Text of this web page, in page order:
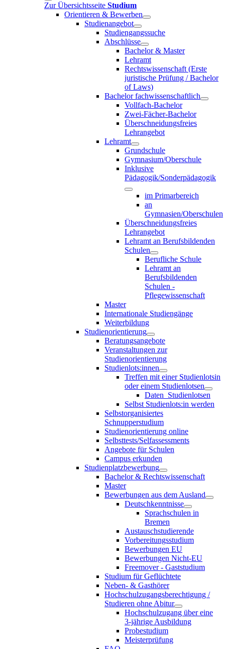
Zur Übersichtsseite Studium
Orientieren & Bewerben
Studienangebot
Studiengangssuche
Abschlüsse
Bachelor & Master
Lehramt
Rechtswissenschaft (Erste
juristische Prüfung / Bachelor
of Laws)
Bachelor fachwissenschaftlich
Vollfach-Bachelor
Zwei-Fächer-Bachelor
Überschneidungsfreies
Lehrangebot
Lehramt
Grundschule
Gymnasium/Oberschule
Inklusive
Pädagogik/Sonderpädagogik
im Primarbereich
an
Gymnasien/Oberschulen
Überschneidungsfreies
Lehrangebot
Lehramt an Berufsbildenden
Schulen
Berufliche Schule
Lehramt an
Berufsbildenden
Schulen -
Pflegewissenschaft
Master
Internationale Studiengänge
Weiterbildung
Studienorientierung
Beratungsangebote
Veranstaltungen zur
Studienorientierung
Studienlots:innen
Treffen mit einer Studienlotsin
oder einem Studienlotsen
Daten_Studienlotsen
Selbst Studienlots:in werden
Selbstorganisiertes
Schnupperstudium
Studienorientierung online
Selbsttests/Selfassessments
Angebote für Schulen
Campus erkunden
Studienplatzbewerbung
Bachelor & Rechtswissenschaft
Master
Bewerbungen aus dem Ausland
Deutschkenntnisse
Sprachschulen in
Bremen
Austauschstudierende
Vorbereitungsstudium
Bewerbungen EU
Bewerbungen Nicht-EU
Freemover - Gaststudium
Studium für Geflüchtete
Neben- & Gasthörer
Hochschulzugangsberechtigung /
Studieren ohne Abitur
Hochschulzugang über eine
3-jährige Ausbildung
Probestudium
Meisterprüfung